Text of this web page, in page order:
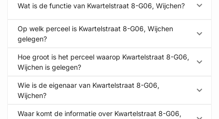
Wat is de functie van Kwartelstraat 8-G06, Wijchen?
Op welk perceel is Kwartelstraat 8-G06, Wijchen
gelegen?
Hoe groot is het perceel waarop Kwartelstraat 8-G06,
Wijchen is gelegen?
Wie is de eigenaar van Kwartelstraat 8-G06,
Wijchen?
Waar komt de informatie over Kwartelstraat 8-G06,